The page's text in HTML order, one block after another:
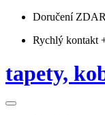
Doručení
Rychlý kontakt
tapety,